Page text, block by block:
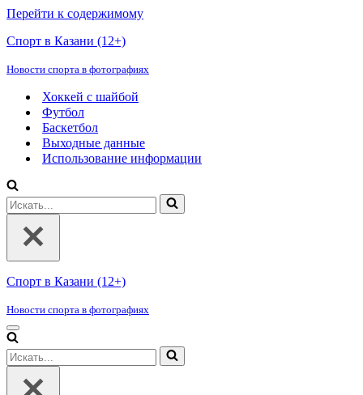
Перейти к содержимому
Спорт в Казани (12+)
Новости спорта в фотографиях
Хоккей с шайбой
Футбол
Баскетбол
Выходные данные
Использование информации
Искать...
Спорт в Казани (12+)
Новости спорта в фотографиях
Меню
навигации
Искать...